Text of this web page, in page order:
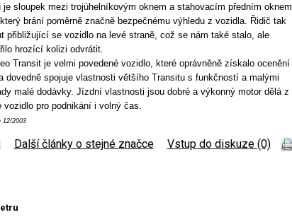
je sloupek mezi trojúhelníkovým oknem a stahovacím předním oknem
brání poměrně značně bezpečnému výhledu z vozidla. Řidič tak
přibližující se vozidlo na levé straně, což se nám také stalo, ale
hrozící kolizi odvrátit.
Transit je velmi povedené vozidlo, které oprávněně získalo ocenění
a dovedně spojuje vlastnosti většího Transitu s funkčností a malými
malé dodávky. Jízdní vlastnosti jsou dobré a výkonný motor dělá z
vozidlo pro podnikání i volný čas.
12/2003
Další články o stejné značce Vstup do diskuze (0)